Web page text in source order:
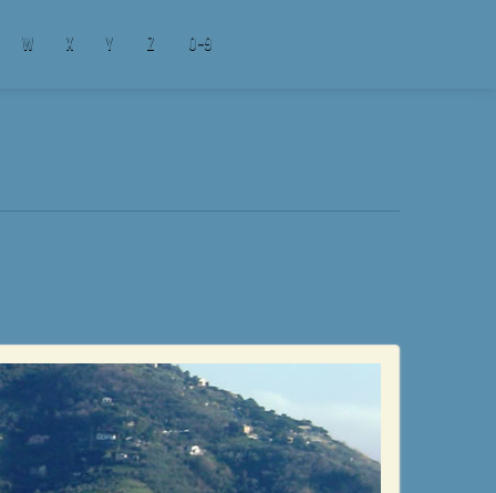
W X Y Z 0-9